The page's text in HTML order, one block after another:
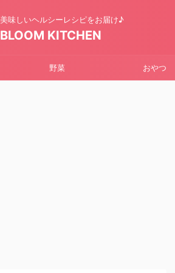
美味しいヘルシーレシピをお届け♪
BLOOM KITCHEN
野菜 おやつ